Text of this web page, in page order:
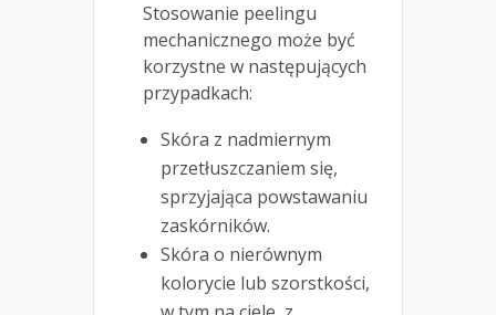
Stosowanie peelingu
mechanicznego może być
korzystne w następujących
przypadkach:
Skóra z nadmiernym
przetłuszczaniem się,
sprzyjająca powstawaniu
zaskórników.
Skóra o nierównym
kolorycie lub szorstkości,